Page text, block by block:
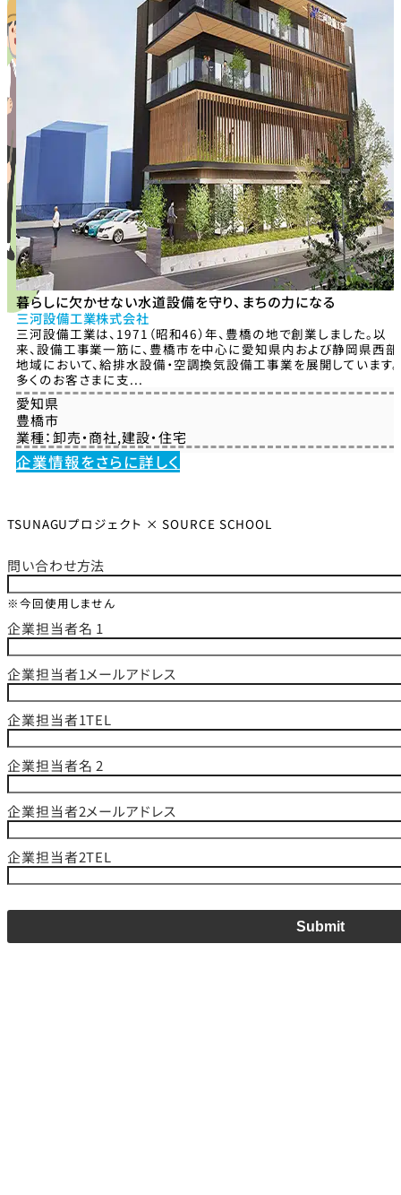
暮らしに欠かせない水道設備を守り、まちの力になる
三河設備工業株式会社
三河設備工業は、1971（昭和46）年、豊橋の地で創業しました。以
来、設備工事業一筋に、豊橋市を中心に愛知県内および静岡県西部
地域において、給排水設備・空調換気設備工事業を展開しています。
多くのお客さまに支...
愛知県
豊橋市
業種：卸売・商社,建設・住宅
企業情報をさらに詳しく
TSUNAGUプロジェクト × SOURCE SCHOOL
問い合わせ方法
※今回使用しません
企業担当者名 1
企業担当者1メールアドレス
企業担当者1TEL
企業担当者名 2
企業担当者2メールアドレス
企業担当者2TEL
Submit